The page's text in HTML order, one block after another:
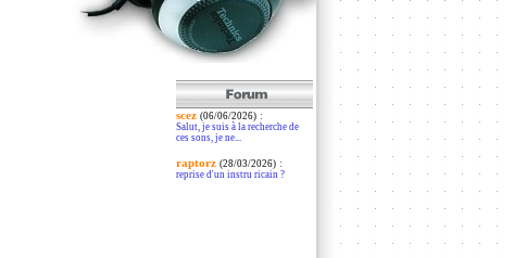
scez (06/06/2026):
Salut, je suis à la recherche de
ces sons, je ne...
raptorz (28/03/2026):
reprise d'un instru ricain ?